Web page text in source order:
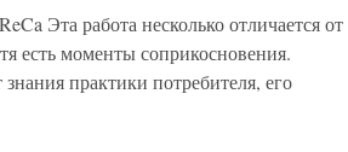
Эта работа несколько отличается от
есть моменты соприкосновения.
практики потребителя, его